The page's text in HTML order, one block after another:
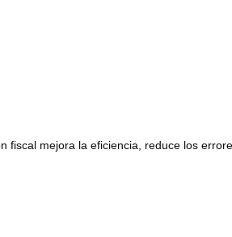
fiscal mejora la eficiencia, reduce los